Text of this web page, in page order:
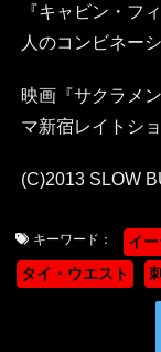
『キャビン・フ
人のコンビネー
映画『サクラメ
マ新宿レイトシ
(C)2013 SLOW
キーワード： イ
タイ・ウエスト